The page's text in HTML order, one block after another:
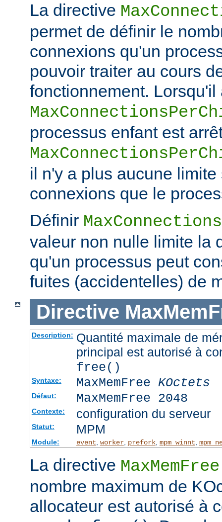
La directive
permet de définir le
connexions qu'un
pouvoir traiter au cours
fonctionnement. Lorsqu'il
processus enfant est
il n'y a plus aucune
connexions que le
Définir
valeur non nulle limite la
qu'un processus peut
fuites (accidentelles) de
Directive
Description: Quantité maximale de
principal est autorisé à
free()
Syntaxe: MaxMemFree KOctets
Défaut: MaxMemFree 2048
Contexte: configuration du serveur
Statut: MPM
Module: event worker, prefork, mpm_winnt
La directive MaxMemFree
nombre maximum de
allocateur est autorisé à